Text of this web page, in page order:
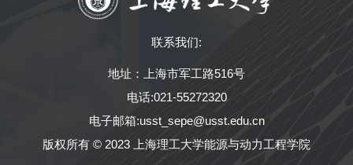
联系我们:
地址：上海市军工路516号
电话:021-55272320
电子邮箱:usst_sepe@usst.edu.cn
版权所有 © 2023 上海理工大学能源与动力工程学院